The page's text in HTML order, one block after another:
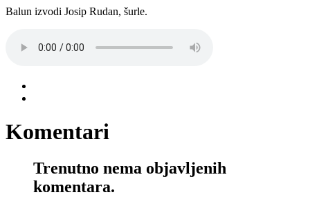
Balun izvodi Josip Rudan, šurle.
Komentari
Trenutno nema objavljenih
komentara.